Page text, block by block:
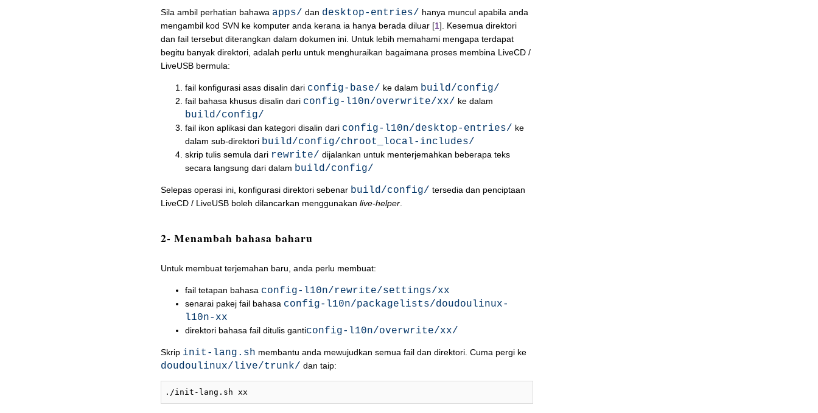
Sila ambil perhatian bahawa apps/ dan desktop-entries/ hanya muncul apabila anda
mengambil kod SVN ke komputer anda kerana ia hanya berada diluar [1]. Kesemua direktori
dan fail tersebut diterangkan dalam dokumen ini. Untuk lebih memahami mengapa terdapat
begitu banyak direktori, adalah perlu untuk menghuraikan bagaimana proses membina LiveCD /
LiveUSB bermula:
fail konfigurasi asas disalin dari config-base/ ke dalam build/config/
fail bahasa khusus disalin dari config-l10n/overwrite/xx/ ke dalam
build/config/
fail ikon aplikasi dan kategori disalin dari config-l10n/desktop-entries/ ke
dalam sub-direktori build/config/chroot_local-includes/
skrip tulis semula dari rewrite/ dijalankan untuk menterjemahkan beberapa teks
secara langsung dari dalam build/config/
Selepas operasi ini, konfigurasi direktori sebenar build/config/ tersedia dan penciptaan
LiveCD / LiveUSB boleh dilancarkan menggunakan live-helper.
2- Menambah bahasa baharu
Untuk membuat terjemahan baru, anda perlu membuat:
fail tetapan bahasa config-l10n/rewrite/settings/xx
senarai pakej fail bahasa config-l10n/packagelists/doudoulinux-
l10n-xx
direktori bahasa fail ditulis ganticonfig-l10n/overwrite/xx/
Skrip init-lang.sh membantu anda mewujudkan semua fail dan direktori. Cuma pergi ke
doudoulinux/live/trunk/ dan taip:
./init-lang.sh xx